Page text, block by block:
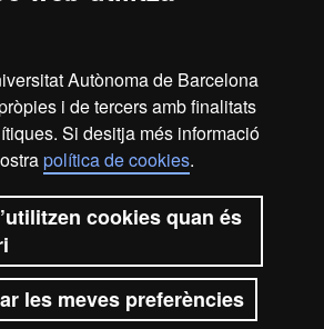
Autònoma de Barcelona
i de tercers amb finalitats
Si desitja més informació
política de cookies.
cookies quan és
les meves preferències
Núria Thomas
Castrillo
Atenció al Client